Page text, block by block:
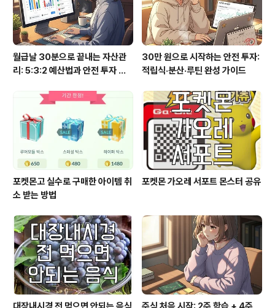
월급날 30분으로 끝내는 자산관
리: 5:3:2 예산법과 안전 투자 루
30만 원으로 시작하는 안전 투자:
적립식·분산·루틴 완성 가이드
포켓몬고 실수로 구매한 아이템 취
소 받는 방법
포켓몬 가오레 서포트 몬스터 공유